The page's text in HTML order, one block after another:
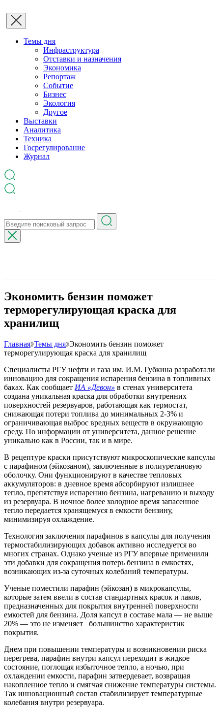
Темы дня
Инфраструктура
Отставки и назначения
Экономика
Репортаж
Событие
Бизнес
Экология
Другое
Выставки
Аналитика
Техника
Госрегулирование
Журнал
Экономить бензин поможет
терморегулирующая краска для
хранилищ
Главная Темы дня Экономить бензин поможет
терморегулирующая краска для хранилищ
Специалисты РГУ нефти и газа им. И.М. Губкина разработали
инновацию для сокращения испарения бензина в топливных
баках. Как сообщает ИА «Девон» в стенах университета
создана уникальная краска для обработки внутренних
поверхностей резервуаров, работающая как термостат,
снижающая потери топлива до минимальных 2-3% и
ограничивающая выброс вредных веществ в окружающую
среду. По информации от университета, данное решение
уникально как в России, так и в мире.
В рецептуре краски присутствуют микроскопические капсулы
с парафином (эйкозаном), заключенные в полиуретановую
оболочку. Они функционируют в качестве тепловых
аккумуляторов: в дневное время абсорбируют излишнее
тепло, препятствуя испарению бензина, нагреванию и выходу
из резервуара. В ночное более холодное время запасенное
тепло передается хранящемуся в емкости бензину,
минимизируя охлаждение.
Технология заключения парафинов в капсулы для получения
термостабилизирующих добавок активно исследуется во
многих странах. Однако ученые из РГУ впервые применили
эти добавки для сокращения потерь бензина в емкостях,
возникающих из-за суточных колебаний температуры.
Ученые поместили парафин (эйкозан) в микрокапсулы,
которые затем ввели в состав стандартных красок и лаков,
предназначенных для покрытия внутренней поверхности
емкостей для бензина. Доля капсул в составе мала — не выше
20% — это не изменяет большинство характеристик
покрытия.
Днем при повышении температуры и возникновении риска
перегрева, парафин внутри капсул переходит в жидкое
состояние, поглощая избыточное тепло, а ночью, при
охлаждении емкости, парафин затвердевает, возвращая
накопленное тепло и смягчая снижение температуры системы.
Так инновационный состав стабилизирует температурные
колебания внутри резервуара.